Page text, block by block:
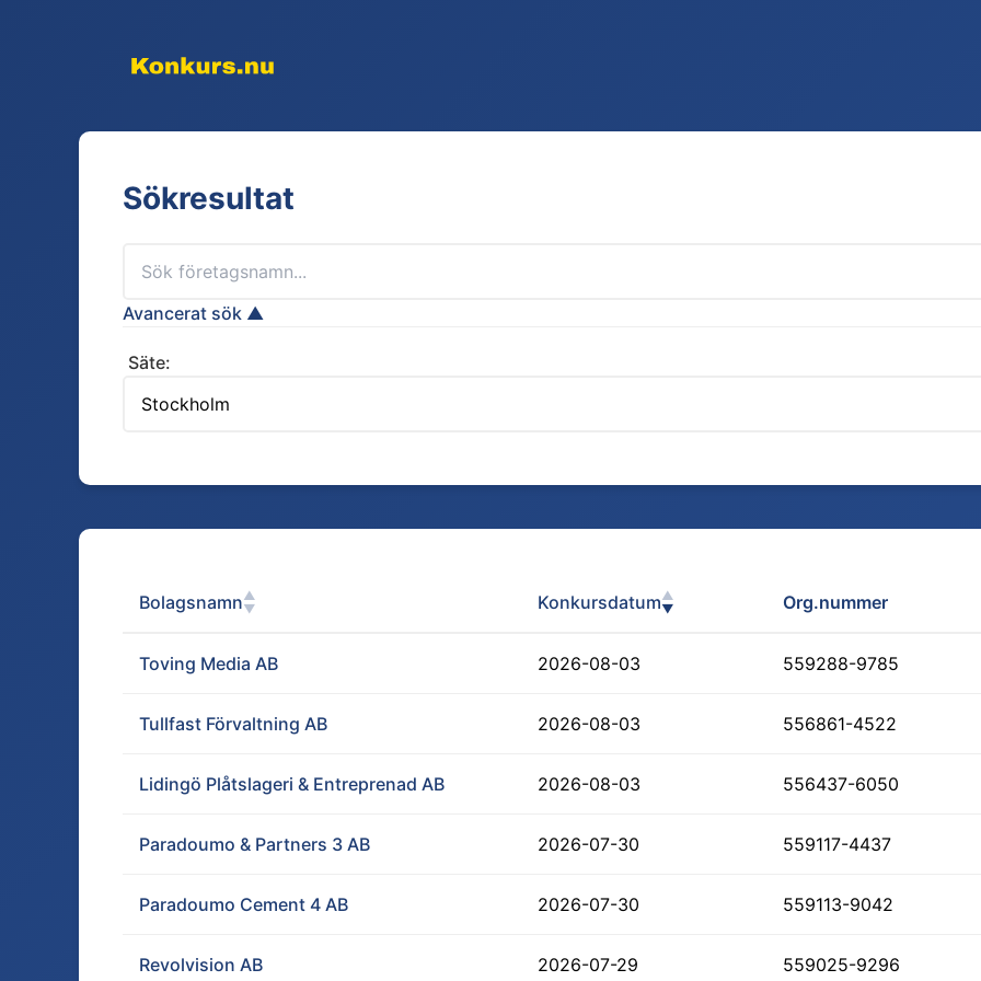
Sökresultat
Avancerat sök ▲
Säte:
Bolagsnamn▲
▼
Konkursdatum▲
▼
Org.nummer
Toving Media AB 2026-08-03 559288-9785
Tullfast Förvaltning AB 2026-08-03 556861-4522
Lidingö Plåtslageri & Entreprenad AB 2026-08-03 556437-6050
Paradoumo & Partners 3 AB 2026-07-30 559117-4437
Paradoumo Cement 4 AB 2026-07-30 559113-9042
Revolvision AB 2026-07-29 559025-9296